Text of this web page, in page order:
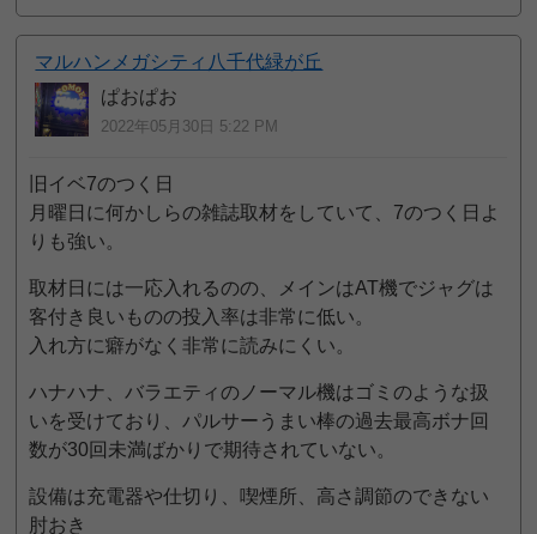
マルハンメガシティ八千代緑が丘
ぱおぱお
2022年05月30日 5:22 PM
旧イベ7のつく日
月曜日に何かしらの雑誌取材をしていて、7のつく日よ
りも強い。
取材日には一応入れるのの、メインはAT機でジャグは
客付き良いものの投入率は非常に低い。
入れ方に癖がなく非常に読みにくい。
ハナハナ、バラエティのノーマル機はゴミのような扱
いを受けており、パルサーうまい棒の過去最高ボナ回
数が30回未満ばかりで期待されていない。
設備は充電器や仕切り、喫煙所、高さ調節のできない
肘おき